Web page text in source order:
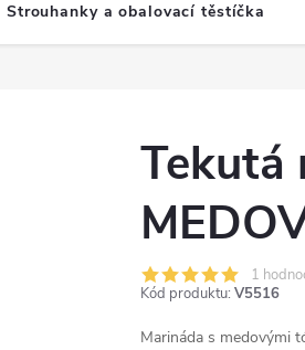
Strouhanky a obalovací těstíčka
Tekutá
1
Kód produktu: V5516
Marináda s medovými